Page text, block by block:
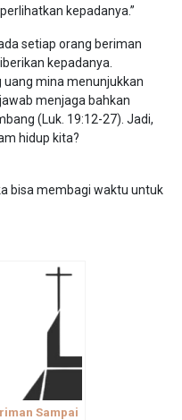
kepadanya.”
setiap orang beriman
kepadanya.
mina menunjukkan
menjaga bahkan
(Luk. 19:12-27). Jadi,
hidup kita?
bisa membagi waktu untuk
Sampai